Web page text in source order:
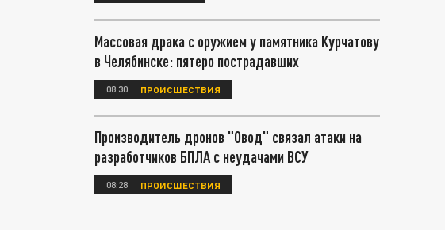
Массовая драка с оружием у памятника Курчатову
в Челябинске: пятеро пострадавших
08:30 ПРОИСШЕСТВИЯ
Производитель дронов "Овод" связал атаки на
разработчиков БПЛА с неудачами ВСУ
08:28 ПРОИСШЕСТВИЯ